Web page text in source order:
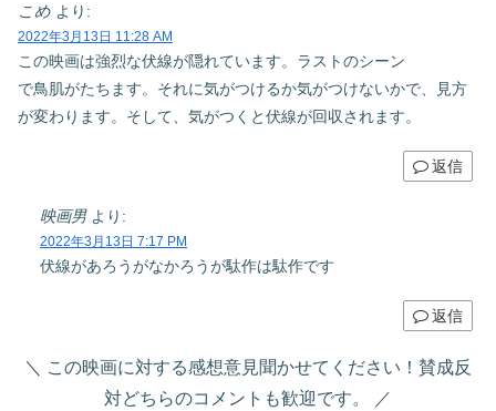
こめ より:
2022年3月13日 11:28 AM
この映画は強烈な伏線が隠れています。ラストのシーン
で鳥肌がたちます。それに気がつけるか気がつけないかで、見方
が変わります。そして、気がつくと伏線が回収されます。
返信
映画男 より:
2022年3月13日 7:17 PM
伏線があろうがなかろうが駄作は駄作です
返信
この映画に対する感想意見聞かせてください！賛成反
対どちらのコメントも歓迎です。